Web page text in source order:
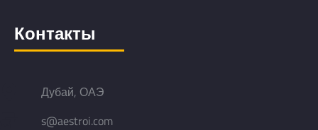
Контакты
Дубай, ОАЭ
s@aestroi.com